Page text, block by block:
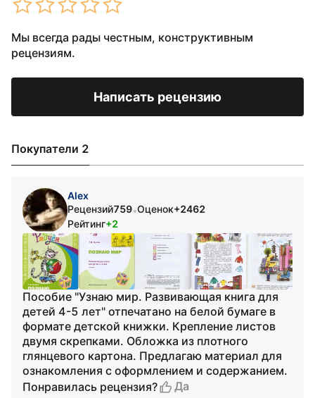
Мы всегда рады честным, конструктивным
рецензиям.
Написать рецензию
Покупатели 2
Alex
Рецензий759•Оценок+2462
Рейтинг+2
Пособие "Узнаю мир. Развивающая книга для
детей 4-5 лет" отпечатано на белой бумаге в
формате детской книжки. Крепление листов
двумя скрепками. Обложка из плотного
глянцевого картона. Предлагаю материал для
ознакомления с оформлением и содержанием.
Понравилась рецензия?
Да